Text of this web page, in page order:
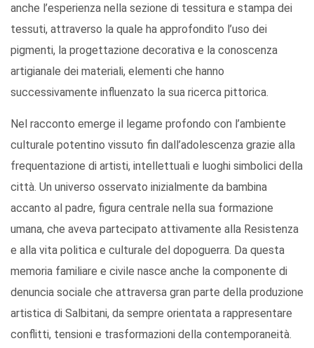
anche l’esperienza nella sezione di tessitura e stampa dei
tessuti, attraverso la quale ha approfondito l’uso dei
pigmenti, la progettazione decorativa e la conoscenza
artigianale dei materiali, elementi che hanno
successivamente influenzato la sua ricerca pittorica.
Nel racconto emerge il legame profondo con l’ambiente
culturale potentino vissuto fin dall’adolescenza grazie alla
frequentazione di artisti, intellettuali e luoghi simbolici della
città. Un universo osservato inizialmente da bambina
accanto al padre, figura centrale nella sua formazione
umana, che aveva partecipato attivamente alla Resistenza
e alla vita politica e culturale del dopoguerra. Da questa
memoria familiare e civile nasce anche la componente di
denuncia sociale che attraversa gran parte della produzione
artistica di Salbitani, da sempre orientata a rappresentare
conflitti, tensioni e trasformazioni della contemporaneità.